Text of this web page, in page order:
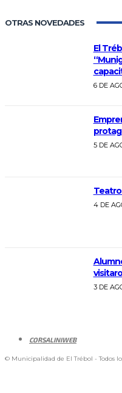
OTRAS NOVEDADES
El
6 DE
5 DE
4 DE
3 DE
CORSALINIWEB
© Municipalidad de El Trébol - Todos